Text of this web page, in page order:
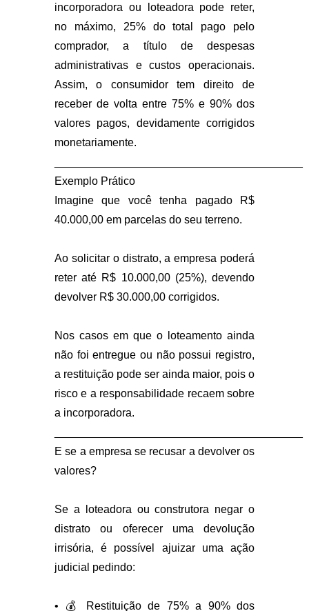
incorporadora ou loteadora pode reter,
no máximo, 25% do total pago pelo
comprador, a título de despesas
administrativas e custos operacionais.
Assim, o consumidor tem direito de
receber de volta entre 75% e 90% dos
valores pagos, devidamente corrigidos
monetariamente.
Exemplo Prático
Imagine que você tenha pagado R$
40.000,00 em parcelas do seu terreno.
Ao solicitar o distrato, a empresa poderá
reter até R$ 10.000,00 (25%), devendo
devolver R$ 30.000,00 corrigidos.
Nos casos em que o loteamento ainda
não foi entregue ou não possui registro,
a restituição pode ser ainda maior, pois o
risco e a responsabilidade recaem sobre
a incorporadora.
E se a empresa se recusar a devolver os
valores?
Se a loteadora ou construtora negar o
distrato ou oferecer uma devolução
irrisória, é possível ajuizar uma ação
judicial pedindo:
• 💰 Restituição de 75% a 90% dos